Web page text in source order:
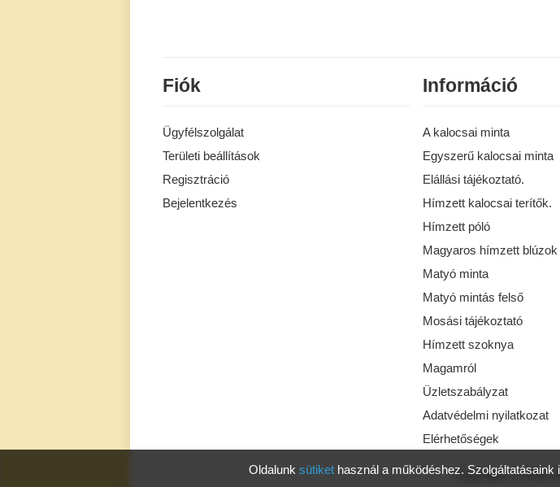
Oldalunk sütikethasznál a működéshez. Szolgáltatásaink
Fiók
Ügyfélszolgálat
Területi beállítások
Regisztráció
Bejelentkezés
Információ
A kalocsai minta
Egyszerű kalocsai minta
Elállási tájékoztató.
Hímzett kalocsai terítők.
Hímzett póló
Magyaros hímzett blúzok
Matyó minta
Matyó mintás felső
Mosási tájékoztató
Hímzett szoknya
Magamról
Üzletszabályzat
Adatvédelmi nyilatkozat
Elérhetőségek
Copyright © 2026